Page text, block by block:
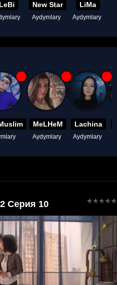
LeBi New Star
Aydymlary
LiMa
Aydymlary
MeLHeM
Aydymlary
Lachina
Aydymlary
Серия 10